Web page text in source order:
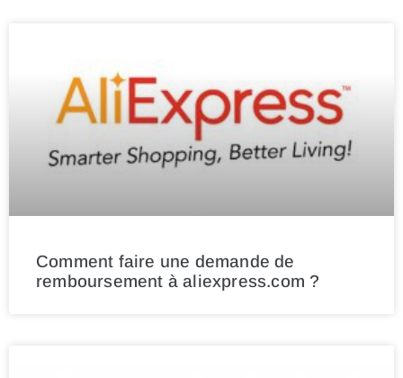
Comment faire une demande de
remboursement à aliexpress.com ?